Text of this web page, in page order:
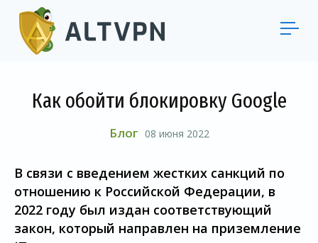
Как обойти блокировку Google
Блог 08 июня 2022
В связи с введением жестких санкций по
отношению к Российской Федерации, в
2022 году был издан соответствующий
закон, который направлен на приземление